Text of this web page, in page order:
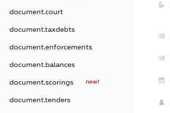
document.court
document.taxdebts
document.enforcements
document.balances
document.scorings new!
document.tenders